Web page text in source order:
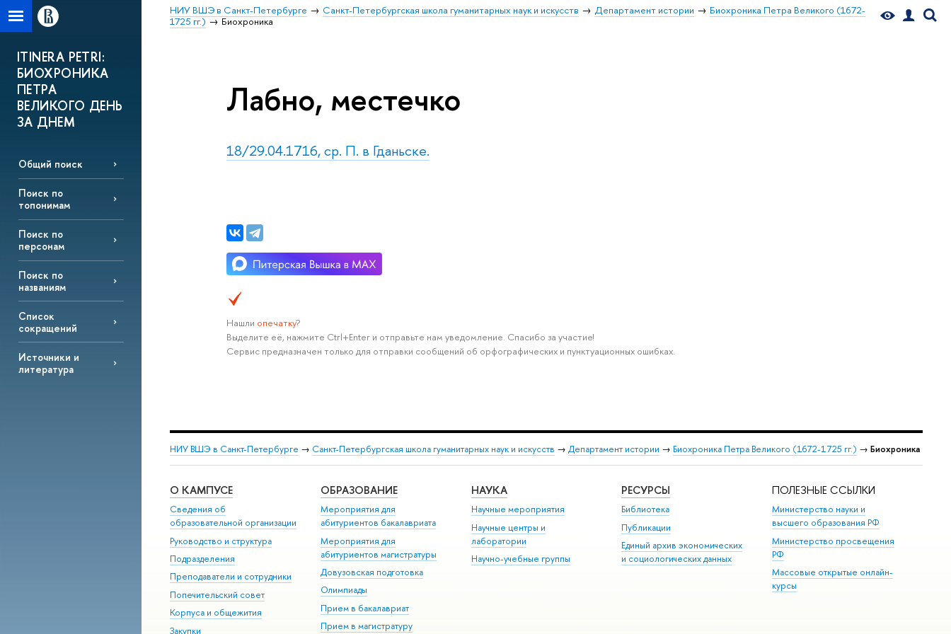
НИУ ВШЭ в Санкт-Петербурге Санкт-Петербургская школа гуманитарных наук и искусств Департамент истории
Биохроника Петра Великого (1672-
1725 гг.)
Биохроника
ITINERA PETRI:
БИОХРОНИКА
ПЕТРА
ВЕЛИКОГО ДЕНЬ
ЗА ДНЕМ
Общий поиск
Поиск по
топонимам
Поиск по
персонам
Поиск по
названиям
Список
сокращений
Источники и
литература
Лабно, местечко
18/29.04.1716, ср. П. в Гданьске.
Нашли опечатку?
Выделите её, нажмите Ctrl+Enter и отправьте нам уведомление. Спасибо за участие!
Сервис предназначен только для отправки сообщений об орфографических и пунктуационных ошибках.
НИУ ВШЭ в Санкт-Петербурге → Санкт-Петербургская школа гуманитарных наук и искусств → Департамент истории → Биохроника Петра Великого (1672-1725 гг.) → Биохроника
О КАМПУСЕ
Сведения об
образовательной организации
Руководство и структура
Подразделения
Преподаватели и сотрудники
Попечительский совет
Корпуса и общежития
Закупки
ОБРАЗОВАНИЕ
Мероприятия для
абитуриентов бакалавриата
Мероприятия для
абитуриентов магистратуры
Довузовская подготовка
Олимпиады
Прием в бакалавриат
Прием в магистратуру
НАУКА
Научные мероприятия
Научные центры и
лаборатории
Научно-учебные группы
РЕСУРСЫ
Библиотека
Публикации
Единый архив экономических
и социологических данных
ПОЛЕЗНЫЕ ССЫЛКИ
Министерство науки и
высшего образования РФ
Министерство просвещения
РФ
Массовые открытые онлайн-
курсы